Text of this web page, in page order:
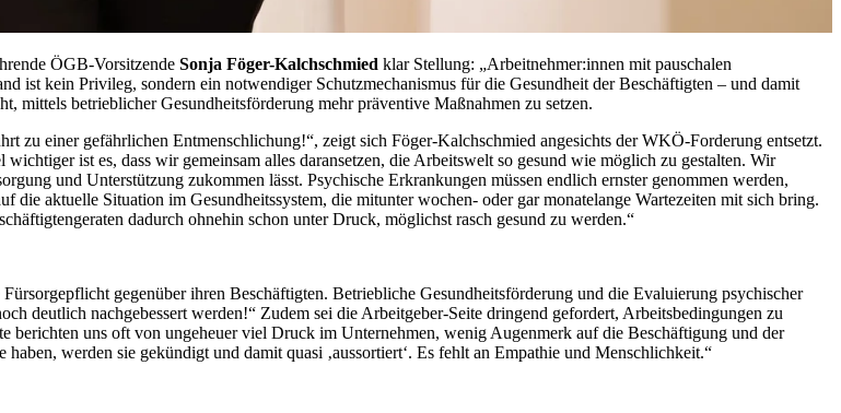
ÖGB-Vorsitzende Sonja Föger-Kalchschmied klar Stellung: „Arbeitnehmer:innen mit pauschalen
ist kein Privileg, sondern ein notwendiger Schutzmechanismus für die Gesundheit der Beschäftigten – und damit
mittels betrieblicher Gesundheitsförderung mehr präventive Maßnahmen zu setzen.
zu einer gefährlichen Entmenschlichung!“, zeigt sich Föger-Kalchschmied angesichts der WKÖ-Forderung entsetzt.
ist es, dass wir gemeinsam alles daransetzen, die Arbeitswelt so gesund wie möglich zu gestalten. Wir
und Unterstützung zukommen lässt. Psychische Erkrankungen müssen endlich ernster genommen werden,
aktuelle Situation im Gesundheitssystem, die mitunter wochen- oder gar monatelange Wartezeiten mit sich bring.
dadurch ohnehin schon unter Druck, möglichst rasch gesund zu werden.“
gegenüber ihren Beschäftigten. Betriebliche Gesundheitsförderung und die Evaluierung psychischer
deutlich nachgebessert werden!“ Zudem sei die Arbeitgeber-Seite dringend gefordert, Arbeitsbedingungen zu
berichten uns oft von ungeheuer viel Druck im Unternehmen, wenig Augenmerk auf die Beschäftigung und der
werden sie gekündigt und damit quasi ‚aussortiert‘. Es fehlt an Empathie und Menschlichkeit.“